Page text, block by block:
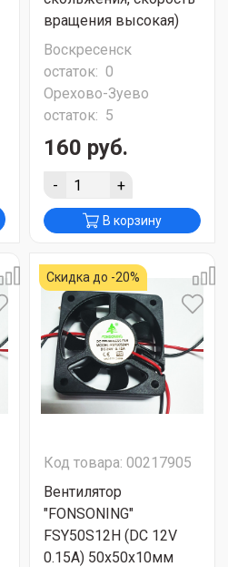
вращения высокая)
Воскресенск
остаток: 0
Орехово-Зуево
остаток: 5
160 руб.
- +
В корзину
Скидка до -20%
Код товара: 00217905
Вентилятор
"FONSONING"
FSY50S12H (DC 12V
0.15A) 50х50х10мм